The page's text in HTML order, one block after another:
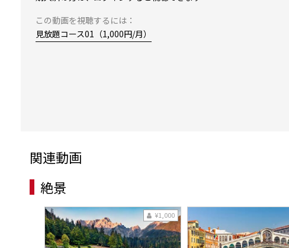
この動画を視聴するには：
見放題コース01（1,000円/月）
関連動画
絶景
¥1,000